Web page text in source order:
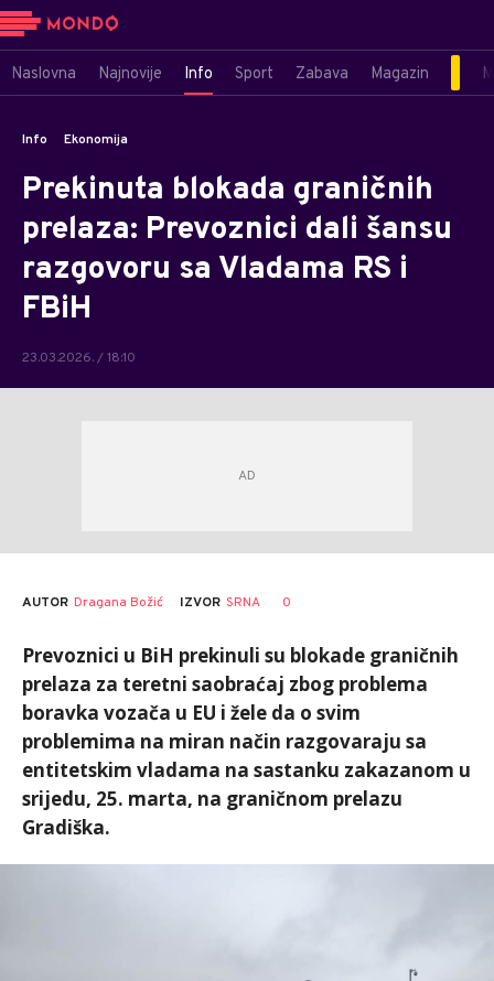
Naslovna Najnovije Info Sport Zabava Magazin
Info Ekonomija
Prekinuta blokada graničnih
prelaza: Prevoznici dali šansu
razgovoru sa Vladama RS i
FBiH
23.03.2026. / 18:10
AUTOR Dragana Božić IZVOR SRNA 0
Prevoznici u BiH prekinuli su blokade graničnih
prelaza za teretni saobraćaj zbog problema
boravka vozača u EU i žele da o svim
problemima na miran način razgovaraju sa
entitetskim vladama na sastanku zakazanom u
srijedu, 25. marta, na graničnom prelazu
Gradiška.